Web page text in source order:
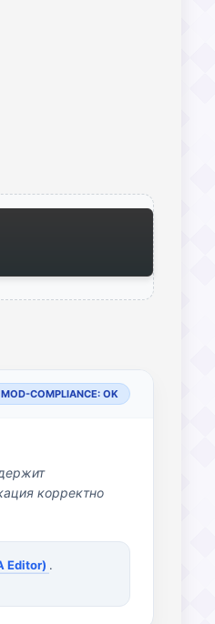
MOD-COMPLIANCE: OK
корректно
Editor) .